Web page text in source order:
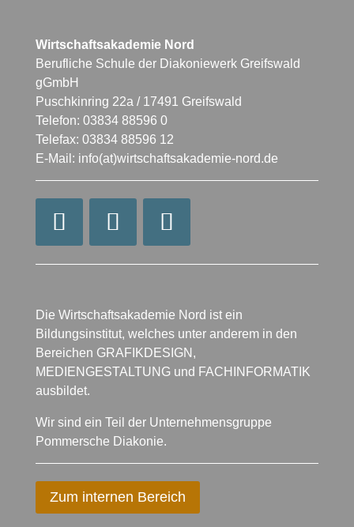
Wirtschaftsakademie Nord
Berufliche Schule der Diakoniewerk Greifswald
gGmbH
Puschkinring 22a / 17491 Greifswald
Telefon: 03834 88596 0
Telefax: 03834 88596 12
E-Mail: info(at)wirtschaftsakademie-nord.de
Die Wirtschaftsakademie Nord ist ein
Bildungsinstitut, welches unter anderem in den
Bereichen GRAFIKDESIGN,
MEDIENGESTALTUNG und FACHINFORMATIK
ausbildet.
Wir sind ein Teil der Unternehmensgruppe
Pommersche Diakonie.
Zum internen Bereich